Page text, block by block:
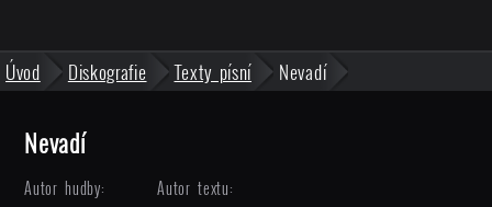
Úvod Diskografie Texty písní Nevadí
Nevadí
Autor hudby: Autor textu: